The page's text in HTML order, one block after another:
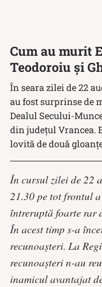
Cum au murit
Teodoroiu și
În seara zilei de 22
au fost surprinse de
Dealul Secului-
din judeţul Vrancea.
lovită de două
În cursul zilei de 22
21.30 pe tot frontul
întreruptă foarte rar
În acest timp s-a
recunoaşteri. La
recunoaşteri n-au
inamicul avantajat